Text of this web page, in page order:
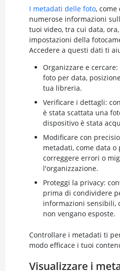
I metadati delle foto, come
numerose informazioni
tuoi video, tra cui data,
impostazioni della
Accedere a questi dati ti
Organizzare e
foto per data,
tua libreria.
Verificare i dettagli:
è stata scattata una
dispositivo è stata
Modificare con
metadati, come data o
correggere errori o
l'organizzazione.
Proteggi la privacy:
prima di condividere
informazioni sensibili,
non vengano esposte.
Controllare i metadati ti
modo efficace i tuoi
Visualizzare i